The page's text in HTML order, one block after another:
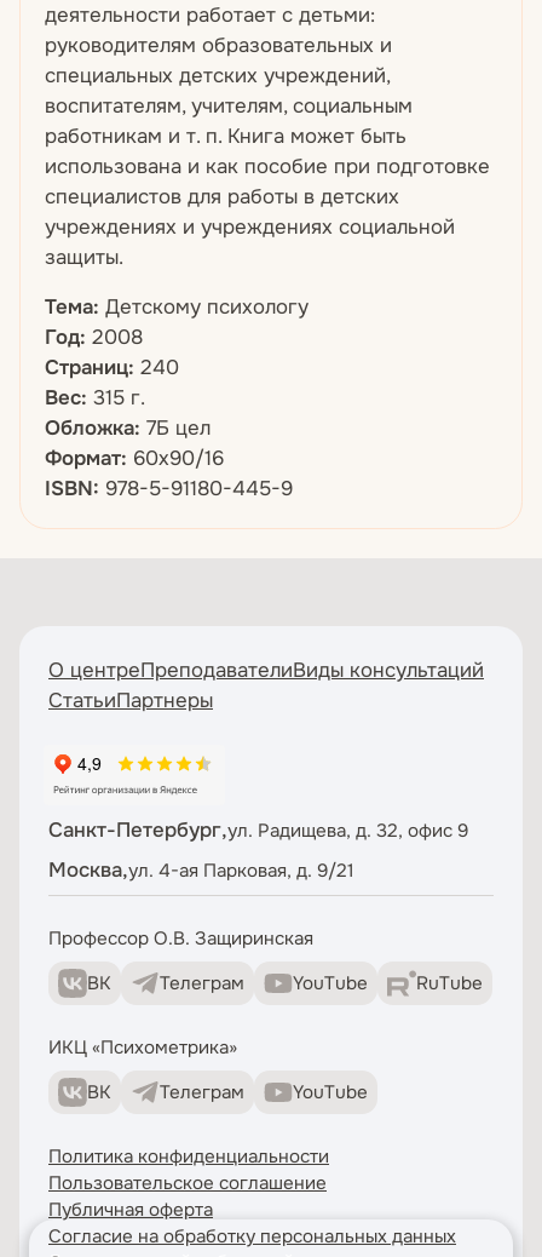
деятельности работает с детьми:
руководителям образовательных и
специальных детских учреждений,
воспитателям, учителям, социальным
работникам и т. п. Книга может быть
использована и как пособие при подготовке
специалистов для работы в детских
учреждениях и учреждениях социальной
защиты.
Тема: Детскому психологу
Год: 2008
Страниц: 240
Вес: 315 г.
Обложка: 7Б цел
Формат: 60х90/16
ISBN: 978-5-91180-445-9
О центреПреподавателиВиды консультаций
СтатьиПартнеры
Санкт-Петербург,ул. Радищева, д. 32, офис 9
Москва,ул. 4-ая Парковая, д. 9/21
Профессор О.В. Защиринская
ВК
Телеграм YouTube RuTube
ИКЦ «Психометрика»
ВК
Телеграм YouTube
Политика конфиденциальности
Пользовательское соглашение
Публичная оферта
Согласие на обработку персональных данных